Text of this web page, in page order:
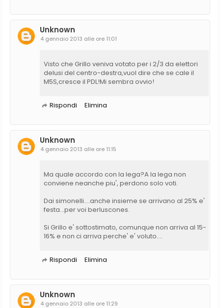
Unknown
4 gennaio 2013 alle ore 11:01
Visto che Grillo veniva votato per i 2/3 da elettori
delusi del centro-destra,vuol dire che se cale il
M5S,cresce il PDL!Mi sembra ovvio!
Rispondi Elimina
Unknown
4 gennaio 2013 alle ore 11:15
Ma quale accordo con la lega?A la lega non
conviene neanche piu', perdono solo voti.
Dai simonelli....anche insieme se arrivano al 25% e'
festa...per voi berluscones.
Si Grillo e' sottostimato, comunque non arriva al 15-
16% e non ci arriva perche' e' voluto....
Rispondi Elimina
Unknown
4 gennaio 2013 alle ore 11:29